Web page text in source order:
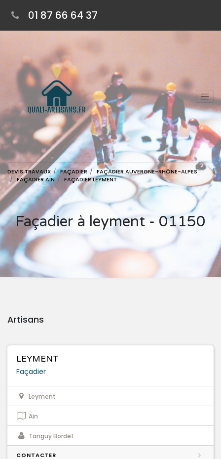
01 87 66 64 37
DEVIS TRAVAUX FAÇADIER
FAÇADIER AUVERGNE-RHÔNE-ALPES
FAÇADIER AIN
FAÇADIER LEYMENT
Façadier à leyment - 01150
Artisans
LEYMENT
Façadier
Leyment
Ain
Tanguy Bordet
CONTACTER